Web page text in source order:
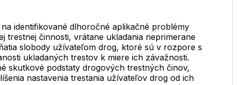
identifikované dlhoročné aplikačné problémy
trestnej činnosti, vrátane ukladania neprimerane
slobody užívateľom drog, ktoré sú v rozpore s
ukladaných trestov k miere ich závažnosti.
skutkové podstaty drogových trestných činov,
nastavenia trestania užívateľov drog od ich